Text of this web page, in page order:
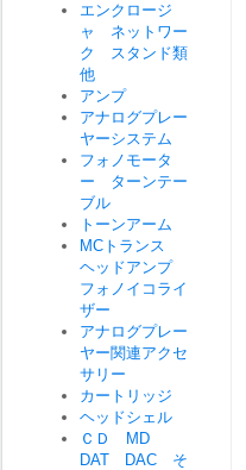
エンクロージ
ャ ネットワー
ク スタンド類
他
アンプ
アナログプレー
ヤーシステム
フォノモータ
ー ターンテー
ブル
トーンアーム
MCトランス
ヘッドアンプ
フォノイコライ
ザー
アナログプレー
ヤー関連アクセ
サリー
カートリッジ
ヘッドシェル
ＣＤ MD
DAT DAC そ